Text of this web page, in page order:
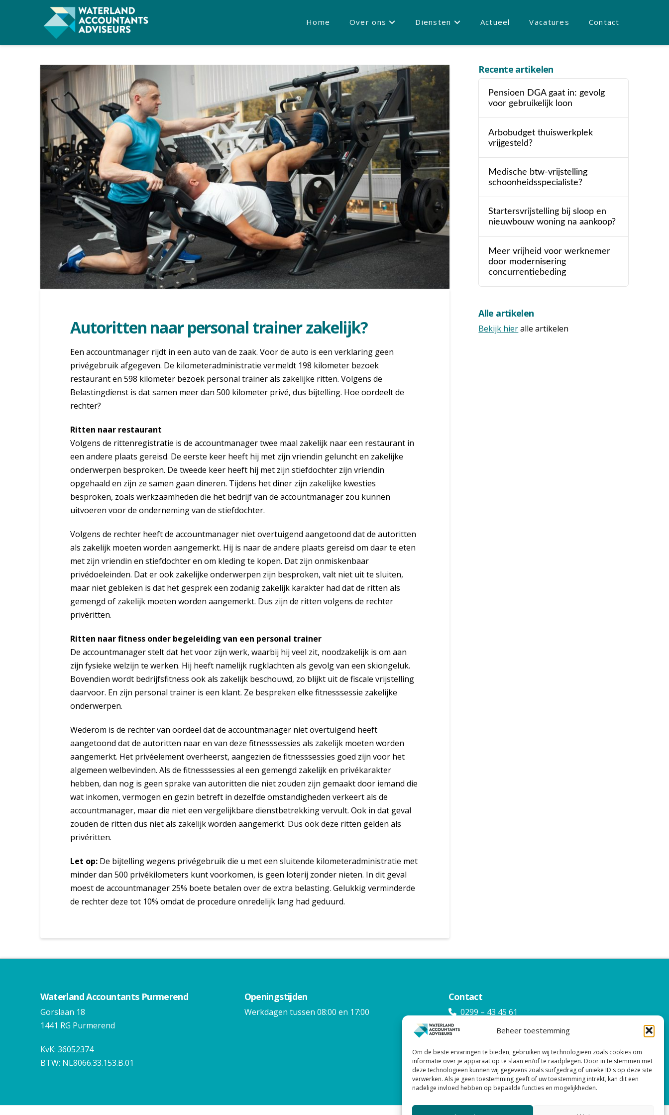
Beheer toestemming
Om de beste ervaringen te bieden, gebruiken wij technologieën zoals cookies om
informatie over je apparaat op te slaan en/of te raadplegen. Door in te stemmen met
deze technologieën kunnen wij gegevens zoals surfgedrag of unieke ID's op deze site
verwerken. Als je geen toestemming geeft of uw toestemming intrekt, kan dit een
nadelige invloed hebben op bepaalde functies en mogelijkheden.
Home Over ons Diensten Actueel Vacatures Contact
Autoritten naar personal trainer zakelijk?
Een accountmanager rijdt in een auto van de zaak. Voor de auto is een verklaring geen
privégebruik afgegeven. De kilometeradministratie vermeldt 198 kilometer bezoek
restaurant en 598 kilometer bezoek personal trainer als zakelijke ritten. Volgens de
Belastingdienst is dat samen meer dan 500 kilometer privé, dus bijtelling. Hoe oordeelt de
rechter?
Ritten naar restaurant
Volgens de rittenregistratie is de accountmanager twee maal zakelijk naar een restaurant in
een andere plaats gereisd. De eerste keer heeft hij met zijn vriendin geluncht en zakelijke
onderwerpen besproken. De tweede keer heeft hij met zijn stiefdochter zijn vriendin
opgehaald en zijn ze samen gaan dineren. Tijdens het diner zijn zakelijke kwesties
besproken, zoals werkzaamheden die het bedrijf van de accountmanager zou kunnen
uitvoeren voor de onderneming van de stiefdochter.
Volgens de rechter heeft de accountmanager niet overtuigend aangetoond dat de autoritten
als zakelijk moeten worden aangemerkt. Hij is naar de andere plaats gereisd om daar te eten
met zijn vriendin en stiefdochter en om kleding te kopen. Dat zijn onmiskenbaar
privédoeleinden. Dat er ook zakelijke onderwerpen zijn besproken, valt niet uit te sluiten,
maar niet gebleken is dat het gesprek een zodanig zakelijk karakter had dat de ritten als
gemengd of zakelijk moeten worden aangemerkt. Dus zijn de ritten volgens de rechter
privéritten.
Ritten naar fitness onder begeleiding van een personal trainer
De accountmanager stelt dat het voor zijn werk, waarbij hij veel zit, noodzakelijk is om aan
zijn fysieke welzijn te werken. Hij heeft namelijk rugklachten als gevolg van een skiongeluk.
Bovendien wordt bedrijfsfitness ook als zakelijk beschouwd, zo blijkt uit de fiscale vrijstelling
daarvoor. En zijn personal trainer is een klant. Ze bespreken elke fitnesssessie zakelijke
onderwerpen.
Wederom is de rechter van oordeel dat de accountmanager niet overtuigend heeft
aangetoond dat de autoritten naar en van deze fitnesssessies als zakelijk moeten worden
aangemerkt. Het privéelement overheerst, aangezien de fitnesssessies goed zijn voor het
algemeen welbevinden. Als de fitnesssessies al een gemengd zakelijk en privékarakter
hebben, dan nog is geen sprake van autoritten die niet zouden zijn gemaakt door iemand die
wat inkomen, vermogen en gezin betreft in dezelfde omstandigheden verkeert als de
accountmanager, maar die niet een vergelijkbare dienstbetrekking vervult. Ook in dat geval
zouden de ritten dus niet als zakelijk worden aangemerkt. Dus ook deze ritten gelden als
privéritten.
Let op:De bijtelling wegens privégebruik die u met een sluitende kilometeradministratie met
minder dan 500 privékilometers kunt voorkomen, is geen loterij zonder nieten. In dit geval
moest de accountmanager 25% boete betalen over de extra belasting. Gelukkig verminderde
de rechter deze tot 10% omdat de procedure onredelijk lang had geduurd.
Recente artikelen
Pensioen DGA gaat in: gevolg
voor gebruikelijk loon
Arbobudget thuiswerkplek
vrijgesteld?
Medische btw-vrijstelling
schoonheidsspecialiste?
Startersvrijstelling bij sloop en
nieuwbouw woning na aankoop?
Meer vrijheid voor werknemer
door modernisering
concurrentiebeding
Alle artikelen
Bekijk hieralle artikelen
Waterland Accountants Purmerend
Gorslaan 18
1441 RG Purmerend
KvK: 36052374
BTW: NL8066.33.153.B.01
Openingstijden
Werkdagen tussen 08:00 en 17:00
Contact
0299 – 43 45 61
info@watacc.nl